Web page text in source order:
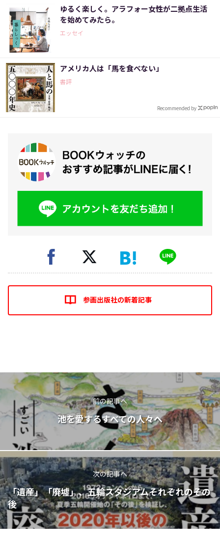
ゆるく楽しく。アラフォー女性が二拠点生活
を始めてみたら。
エッセイ
アメリカ人は「馬を食べない」
書評
Recommended by
参画出版社の新着記事
前の記事へ
池を愛するすべての人々へ
次の記事へ
「遺産」「廃墟」、五輪スタジアムそれぞれのその
後